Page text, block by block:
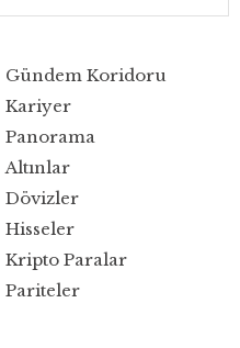
Gündem Koridoru
Kariyer
Panorama
Altınlar
Dövizler
Hisseler
Kripto Paralar
Pariteler